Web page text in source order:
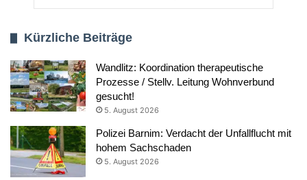
Kürzliche Beiträge
Wandlitz: Koordination therapeutische
Prozesse / Stellv. Leitung Wohnverbund
gesucht!
5. August 2026
Polizei Barnim: Verdacht der Unfallflucht mit
hohem Sachschaden
5. August 2026